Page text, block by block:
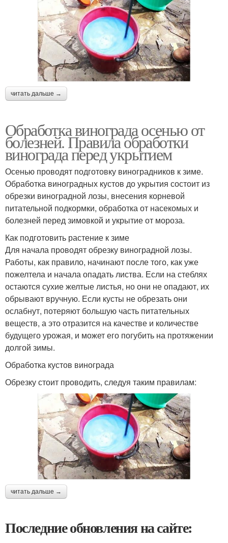
читать дальше →
Обработка винограда осенью от
болезней. Правила обработки
винограда перед укрытием
Осенью проводят подготовку виноградников к зиме.
Обработка виноградных кустов до укрытия состоит из
обрезки виноградной лозы, внесения корневой
питательной подкормки, обработка от насекомых и
болезней перед зимовкой и укрытие от мороза.
Как подготовить растение к зиме
Для начала проводят обрезку виноградной лозы.
Работы, как правило, начинают после того, как уже
пожелтела и начала опадать листва. Если на стеблях
остаются сухие желтые листья, но они не опадают, их
обрывают вручную. Если кусты не обрезать они
ослабнут, потеряют большую часть питательных
веществ, а это отразится на качестве и количестве
будущего урожая, и может его погубить на протяжении
долгой зимы.
Обработка кустов винограда
Обрезку стоит проводить, следуя таким правилам:
читать дальше →
Последние обновления на сайте: